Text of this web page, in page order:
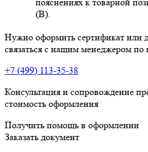
(В).
Нужно оформить сертификат или
связаться с нашим менеджером по
+7 (499) 113-35-38
Консультация и сопровождение
стоимость оформления
Получить помощь в оформлении
Заказать документ